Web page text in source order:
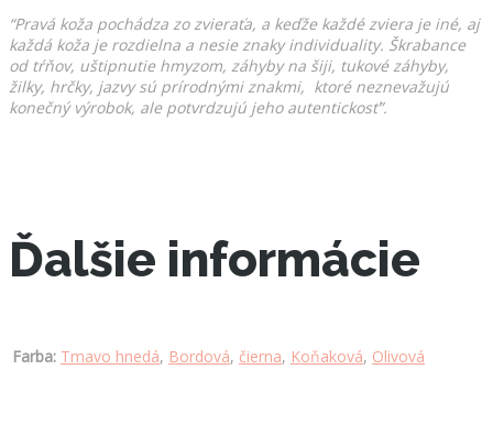
“Pravá koža pochádza zo zvieraťa, a keďže každé zviera je iné, aj
každá koža je rozdielna a nesie znaky individuality. Škrabance
od tŕňov, uštipnutie hmyzom, záhyby na šiji, tukové záhyby,
žilky, hrčky, jazvy sú prírodnými znakmi, ktoré neznevažujú
konečný výrobok, ale potvrdzujú jeho autentickosť”.
Ďalšie informácie
Farba: Tmavo hnedá, Bordová, čierna, Koňaková, Olivová